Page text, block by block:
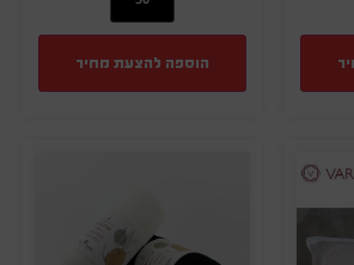
הוספה להצעת מחיר